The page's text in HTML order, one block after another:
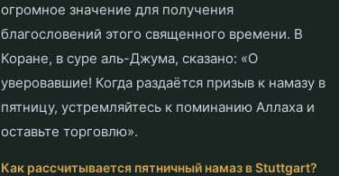
огромное значение для получения
благословений этого священного времени. В
Коране, в суре аль-Джума, сказано: «О
уверовавшие! Когда раздаётся призыв к намазу в
пятницу, устремляйтесь к поминанию Аллаха и
оставьте торговлю».
Как рассчитывается пятничный намаз в Stuttgart?